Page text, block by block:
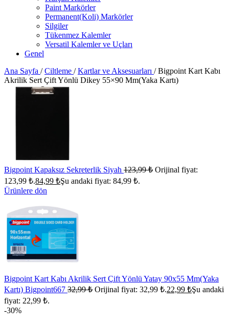
Paint Markörler
Permanent(Koli) Markörler
Silgiler
Tükenmez Kalemler
Versatil Kalemler ve Uçları
Genel
Ana Sayfa / Ciltleme / Kartlar ve Aksesuarları / Bigpoint Kart Kabı
Akrilik Sert Çift Yönlü Dikey 55×90 Mm(Yaka Kartı)
Bigpoint Kapaksız Sekreterlik Siyah 123,99₺ Orijinal fiyat:
123,99 ₺.84,99 ₺Şu andaki fiyat: 84,99 ₺.
Ürünlere dön
Bigpoint Kart Kabı Akrilik Sert Çift Yönlü Yatay 90x55 Mm(Yaka
Kartı) Bigpoint667 32,99₺ Orijinal fiyat: 32,99 ₺.22,99 ₺Şu andaki
fiyat: 22,99 ₺.
-30%